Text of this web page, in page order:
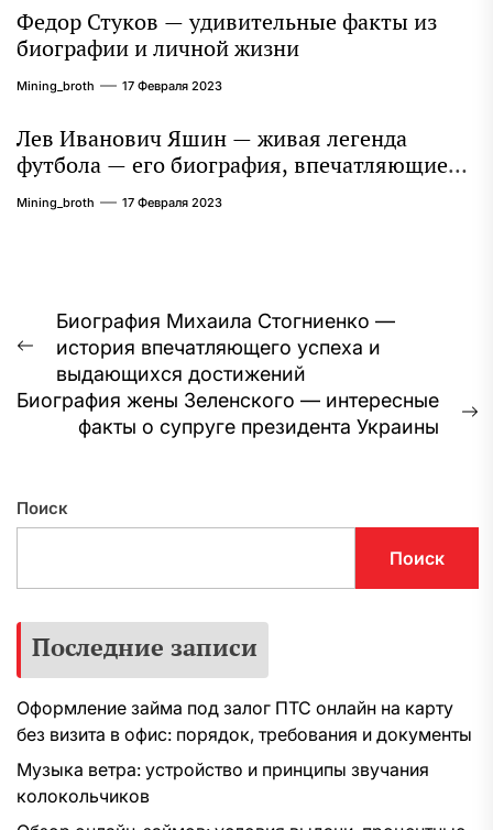
Федор Стуков — удивительные факты из
биографии и личной жизни
Mining_broth 17 Февраля 2023
Лев Иванович Яшин — живая легенда
футбола — его биография, впечатляющие
достижения и интересная личная жизнь
Mining_broth 17 Февраля 2023
Навигация
по
записям
Предыдущая
запись:
Биография Михаила Стогниенко —
история впечатляющего успеха и
выдающихся достижений
Биография жены Зеленского — интересные
факты о супруге президента Украины
Поиск
Поиск
Последние записи
Оформление займа под залог ПТС онлайн на карту
без визита в офис: порядок, требования и документы
Музыка ветра: устройство и принципы звучания
колокольчиков